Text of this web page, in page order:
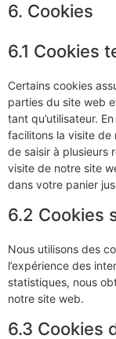
6. Cookies
6.1 Cookies
Certains cookies
parties du site web
tant qu’utilisateur.
facilitons la visite de
de saisir à plusieurs
visite de notre site
dans votre panier
6.2 Cookies
Nous utilisons des
l’expérience des
statistiques, nous
notre site web.
6.3 Cookies